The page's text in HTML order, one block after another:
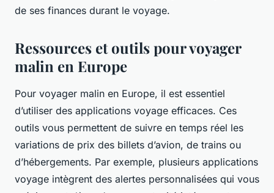
de ses finances durant le voyage.
Ressources et outils pour voyager
malin en Europe
Pour voyager malin en Europe, il est essentiel
d’utiliser des applications voyage efficaces. Ces
outils vous permettent de suivre en temps réel les
variations de prix des billets d’avion, de trains ou
d’hébergements. Par exemple, plusieurs applications
voyage intègrent des alertes personnalisées qui vous